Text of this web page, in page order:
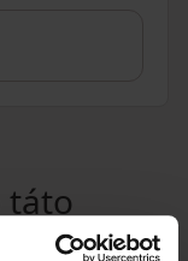
táto